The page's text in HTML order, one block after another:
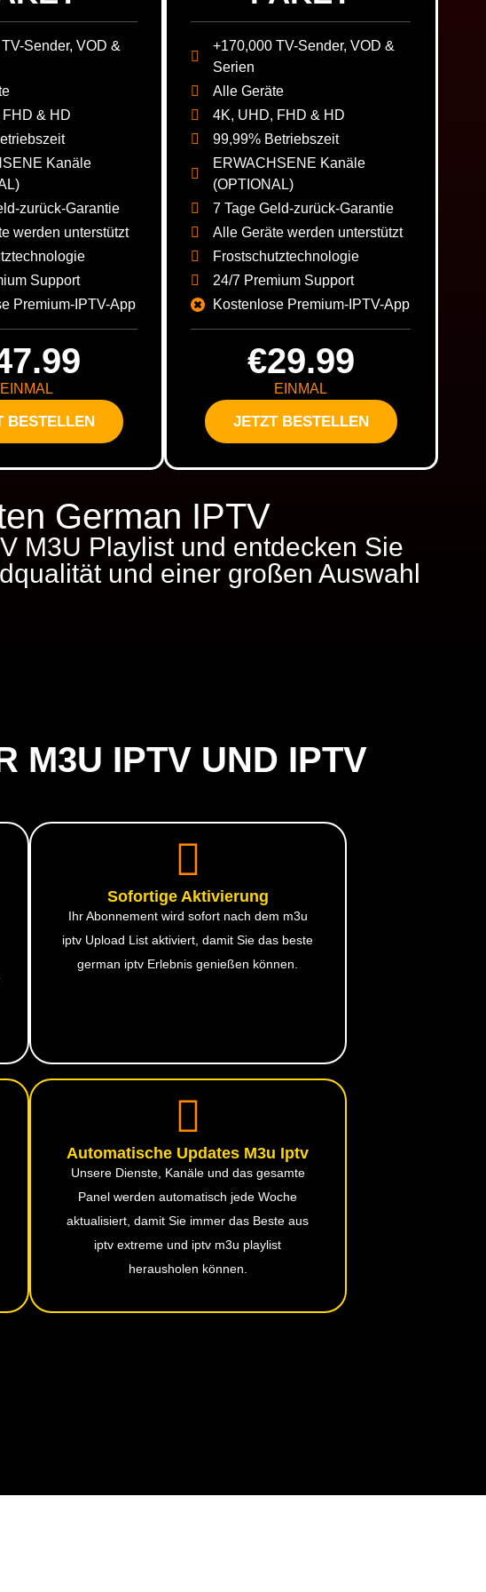
Sender, VOD &
& HD
Kanäle
zurück-Garantie
werden unterstützt
Support
Premium-IPTV-App
EINMAL
BESTELLEN
+170,000 TV-Sender, VOD &
Serien
Alle Geräte
4K, UHD, FHD & HD
99,99% Betriebszeit
ERWACHSENE Kanäle
(OPTIONAL)
7 Tage Geld-zurück-Garantie
Alle Geräte werden unterstützt
Frostschutztechnologie
24/7 Premium Support
Kostenlose Premium-IPTV-App
€29.99
EINMAL
JETZT BESTELLEN
German IPTV
M3U Playlist und entdecken Sie
und einer großen Auswahl
M3U IPTV UND IPTV
Sofortige Aktivierung
Ihr Abonnement wird sofort nach dem m3u
iptv Upload List aktiviert, damit Sie das beste
german iptv Erlebnis genießen können.
Automatische Updates M3u Iptv
Unsere Dienste, Kanäle und das gesamte
Panel werden automatisch jede Woche
aktualisiert, damit Sie immer das Beste aus
iptv extreme und iptv m3u playlist
herausholen können.